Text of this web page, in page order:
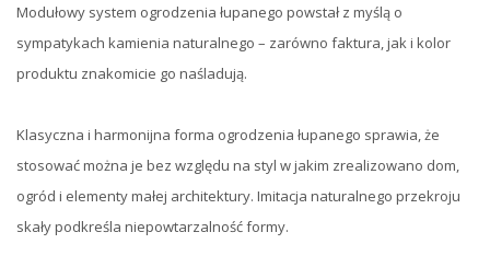
Modułowy system ogrodzenia łupanego powstał z myślą o
sympatykach kamienia naturalnego – zarówno faktura, jak i kolor
produktu znakomicie go naśladują.
Klasyczna i harmonijna forma ogrodzenia łupanego sprawia, że
stosować można je bez względu na styl w jakim zrealizowano dom,
ogród i elementy małej architektury. Imitacja naturalnego przekroju
skały podkreśla niepowtarzalność formy.